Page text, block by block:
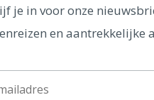
je in voor onze
en aantrekkelijke